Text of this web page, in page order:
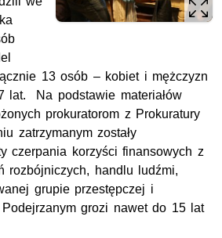
13 osób – kobiet i mężczyzn
lat. Na podstawie materiałów
prokuratorom z Prokuratury
zatrzymanym zostały
czerpania korzyści finansowych z
rozbójniczych, handlu ludźmi,
grupie przestępczej i
grozi nawet do 15 lat